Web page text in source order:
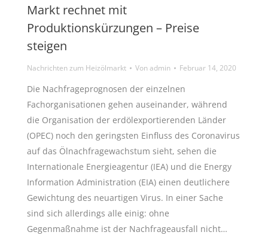
Markt rechnet mit
Produktionskürzungen – Preise
steigen
Nachrichten zum Heizölmarkt Vonadmin Februar 14, 2020
Die Nachfrageprognosen der einzelnen
Fachorganisationen gehen auseinander, während
die Organisation der erdölexportierenden Länder
(OPEC) noch den geringsten Einfluss des Coronavirus
auf das Ölnachfragewachstum sieht, sehen die
Internationale Energieagentur (IEA) und die Energy
Information Administration (EIA) einen deutlichere
Gewichtung des neuartigen Virus. In einer Sache
sind sich allerdings alle einig: ohne
Gegenmaßnahme ist der Nachfrageausfall nicht…